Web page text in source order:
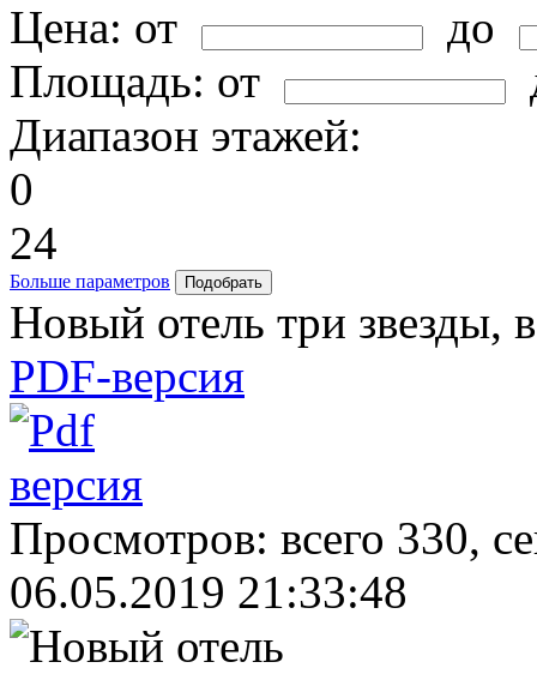
Цена: от
до
Площадь: от
Диапазон этажей:
0
24
Больше параметров
Новый отель три звезды,
PDF-версия
Просмотров: всего 330,
06.05.2019 21:33:48